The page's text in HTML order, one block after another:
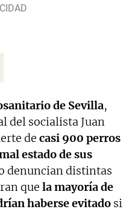
de Sevilla,
del socialista Juan
de casi 900 perros
estado de sus
denuncian distintas
que la mayoría de
haberse evitado si